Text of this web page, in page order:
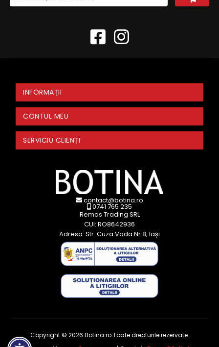
INFORMAȚII
CONTUL MEU
SERVICIU CLIENȚI
contact@botina.ro
0741 765 235
Remas Trading SRL
CUI: RO8642936
Adresa: Str. Cuza Voda Nr.8, Iași
Copyright © 2026 Botina.ro.Toate drepturile rezervate.